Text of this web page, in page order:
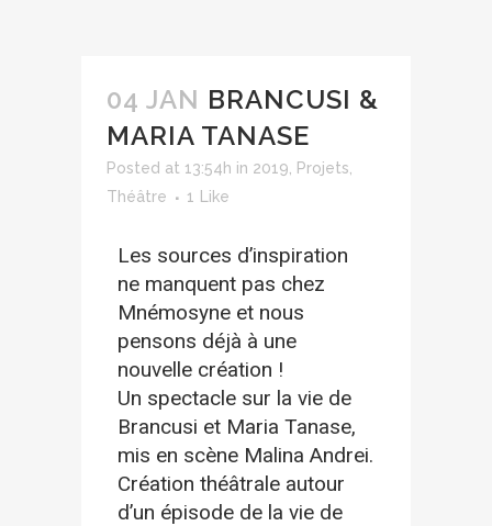
04 JAN BRANCUSI &
MARIA TANASE
Posted at 13:54h in 2019 Projets
Théâtre
1 Like
Les sources d’inspiration
ne manquent pas chez
Mnémosyne et nous
pensons déjà à une
nouvelle création !
Un spectacle sur la vie de
Brancusi et Maria Tanase,
mis en scène Malina Andrei.
Création théâtrale autour
d’un épisode de la vie de